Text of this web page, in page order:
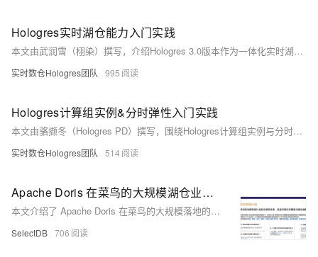
Hologres实时湖仓能力入门实践
本文由武润雪（栩染）撰写，介绍Hologres 3.0版本作为一体化实时湖仓平台的升级特性。其核心能力包括湖仓存储一体、多模式计算一体、分析服务一体及Data+AI一体，极大提升数据开发效率。文章详细解析了两种湖仓架构：MaxCompute + Hologres实现离线实时一体化，以及Hologres + DLF + OSS构建开放湖仓架构，并深入探讨元数据抽象、权限互通等重点功能，同时提供具体使用说明与Demo演示。
实时数仓Hologres团队 995
Hologres计算组实例&分时弹性入门实践
本文由骆撷冬（Hologres PD）撰写，围绕Hologres计算组实例与分时弹性的入门实践展开。内容分为三部分：第一部分介绍Hologres计算组实例的原理与架构，解决负载隔离、资源浪费、大任务和运维难题；第二部分演示计算组实例的入门实践，包括管理、授权、连接及监控等操作；第三部分讲解分时弹性的使用，涵盖配置方法、成本优化及监控告警。通过具体案例与操作步骤，帮助用户更好地理解和应用Hologres的弹性计算能力。
实时数仓Hologres团队 514
Apache Doris 在菜鸟的大规模湖仓业务场景落地实践
本文介绍了 Apache Doris 在菜鸟的大规模落地的实践经验，菜鸟为什么选择 Doris，以及 Doris 如何在菜鸟从 0 开始，一步步的验证、落地，到如今上万核的规模，服务于各个业务线，Doris 已然成为菜鸟 OLAP 数据分析的最优选型。
SelectDB 706